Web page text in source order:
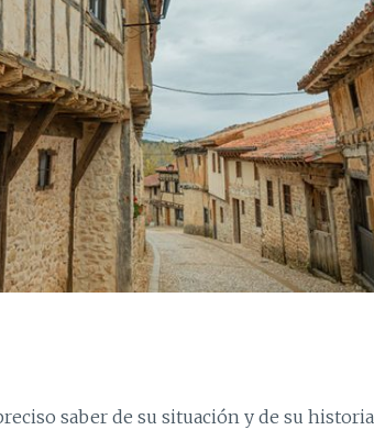
saber de su situación y de su historia